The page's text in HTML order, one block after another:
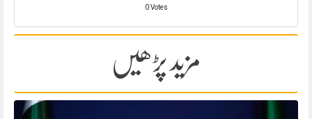
0 Votes
مزید پڑھیں